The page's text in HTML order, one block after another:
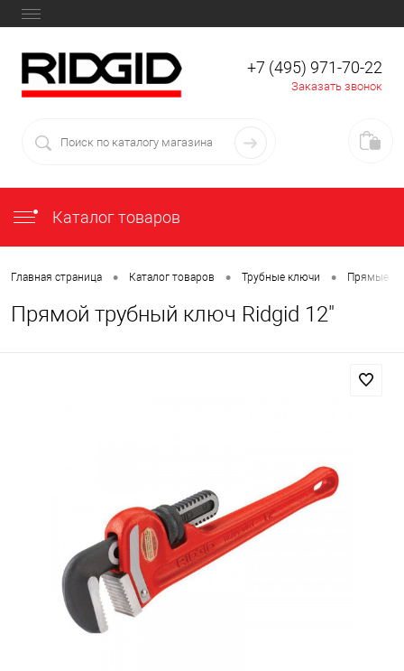
+7 (495) 971-70-22
Заказать звонок
Каталог товаров
Главная страница • Каталог товаров • Трубные ключи • Прямые
Прямой трубный ключ Ridgid 12"